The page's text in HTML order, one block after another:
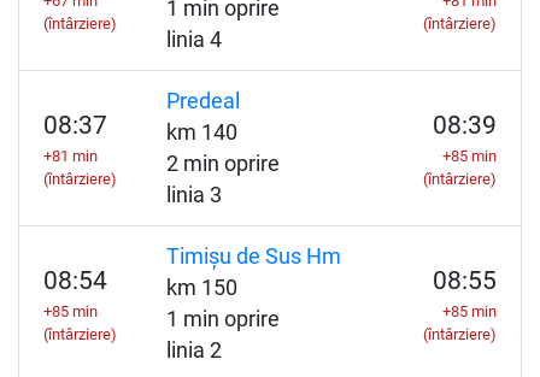
(întârziere)
1 min oprire
linia 4
(întârziere)
08:37
+81 min
(întârziere)
Predeal
km 140
2 min oprire
linia 3
08:39
+85 min
(întârziere)
08:54
+85 min
(întârziere)
Timișu de Sus Hm
km 150
1 min oprire
linia 2
08:55
+85 min
(întârziere)